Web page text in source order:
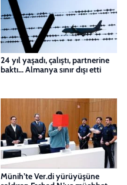
24 yıl yaşadı, çalıştı, partnerine
baktı... Almanya sınır dışı etti
Münih’te Ver.di yürüyüşüne